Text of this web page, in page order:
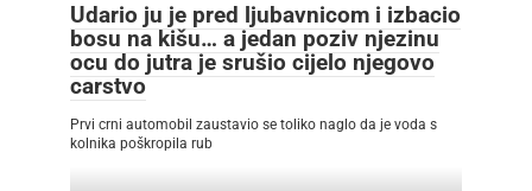
Udario ju je pred ljubavnicom i izbacio
bosu na kišu… a jedan poziv njezinu
ocu do jutra je srušio cijelo njegovo
carstvo
Prvi crni automobil zaustavio se toliko naglo da je voda s
kolnika poškropila rub